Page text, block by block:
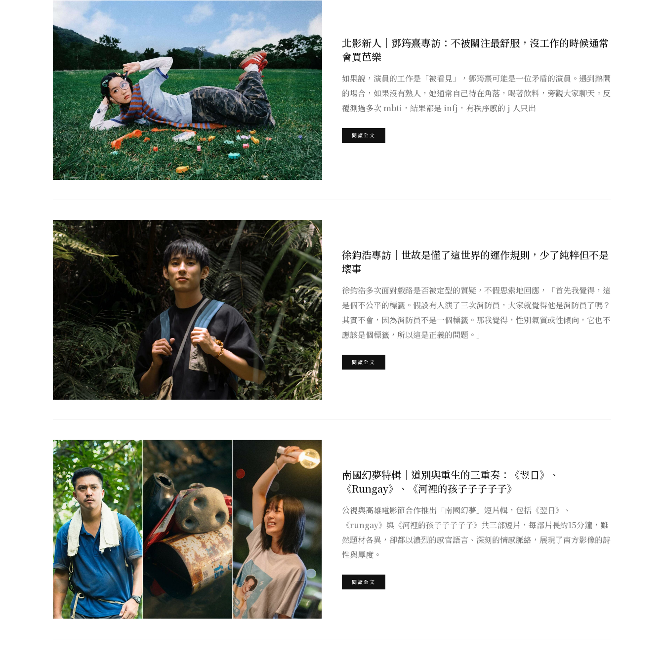
北影新人｜鄧筠熹專訪：不被關注最舒服，沒工作的時候通常
會買芭樂
如果說，演員的工作是「被看見」，鄧筠熹可能是一位矛盾的演員。遇到熱鬧
的場合，如果沒有熟人，她通常自己待在角落，喝著飲料，旁觀大家聊天。反
覆測過多次 mbti，結果都是 infj，有秩序感的 j 人只出
閱讀全文
徐鈞浩專訪｜世故是懂了這世界的運作規則，少了純粹但不是
壞事
徐鈞浩多次面對戲路是否被定型的質疑，不假思索地回應，「首先我覺得，這
是個不公平的標籤。假設有人演了三次消防員，大家就覺得他是消防員了嗎？
其實不會，因為消防員不是一個標籤。那我覺得，性別氣質或性傾向，它也不
應該是個標籤，所以這是正義的問題。」
閱讀全文
南國幻夢特輯｜道別與重生的三重奏：《翌日》、
《Rungay》、《河裡的孩子子子子子》
公視與高雄電影節合作推出「南國幻夢」短片輯，包括《翌日》、
《rungay》與《河裡的孩子子子子子》共三部短片，每部片長約15分鐘，雖
然題材各異，卻都以濃烈的感官語言、深刻的情感脈絡，展現了南方影像的詩
性與厚度。
閱讀全文